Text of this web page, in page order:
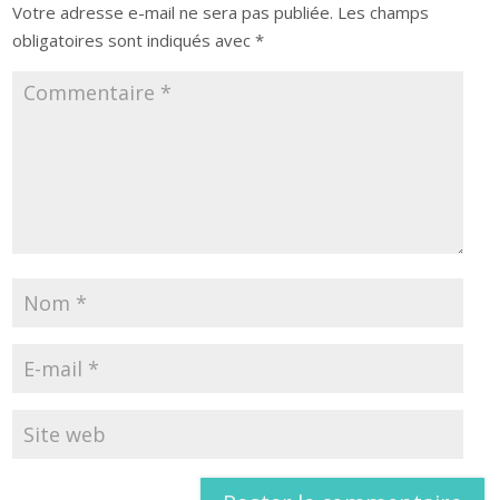
Votre adresse e-mail ne sera pas publiée. Les champs
obligatoires sont indiqués avec*